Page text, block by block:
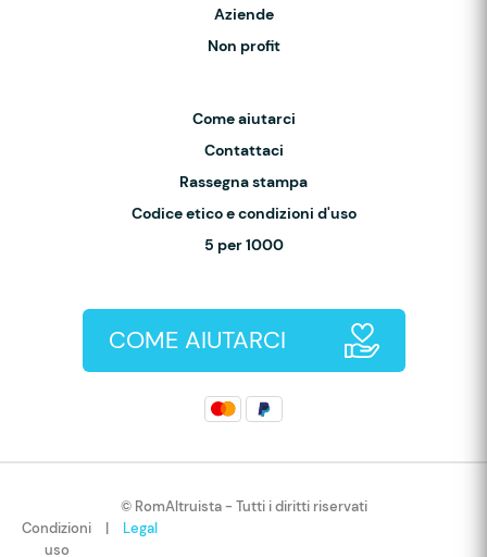
Aziende
Non profit
Come aiutarci
Contattaci
Rassegna stampa
Codice etico e condizioni d'uso
5 per 1000
COME AIUTARCI
© RomAltruista - Tutti i diritti riservati
Condizioni
uso
| Legal